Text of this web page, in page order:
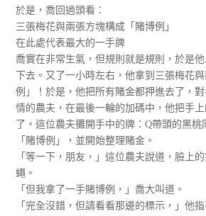
於是，喬回過頭看：
三張梅花與兩張方塊構成「賭博例」
在此處代表最大的一手牌
喬實在非常生氣，但規則就是規則，於是
下去。又了一小時左右，他拿到三張梅花
例」！於是，他把所有賭金都押進去了，
情的農夫，在最後一輪的加碼中，他把手
了。這位農夫攤開手中的牌：Q帶頭的黑
「賭博例」，並開始整理賭金。
「等一下，朋友，」這位農夫說道，臉上
蠅。
「但我拿了一手賭博例，」喬大叫道。
「完全沒錯，但請看看那邊的標示，」他